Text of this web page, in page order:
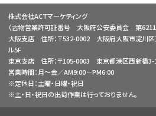
株式会社ACTマーケティング
（古物営業許可証番号 大阪府公安委員会 第
大阪支店 住所：〒532-0002 大阪府大阪市淀川区
ル5F
東京支店 住所：〒105-0003 東京都港区西新橋3-
営業時間：月～金／AM9:00－PM6:00
※定休日：土曜・日曜・祝日
※土・日・祝日の出荷作業は行っておりません。